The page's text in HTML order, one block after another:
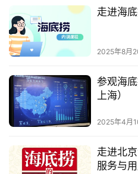
走进海
2025年8月
参观海
上海）
2025年4月
走进北
服务与